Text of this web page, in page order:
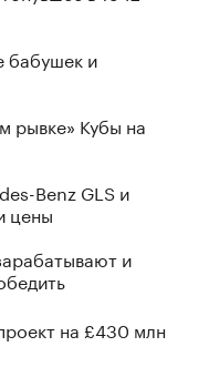
бабушек и
рывке» Кубы на
Benz GLS и
цены
и
на £430 млн